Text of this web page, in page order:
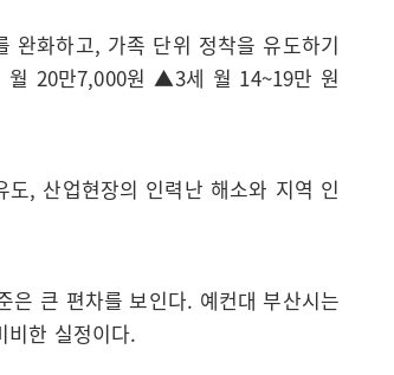
완화하고, 가족 단위 정착을 유도하기
20만7,000원 ▲3세 월 14~19만 원
, 산업현장의 인력난 해소와 지역 인
은 큰 편차를 보인다. 예컨대 부산시는
비한 실정이다.